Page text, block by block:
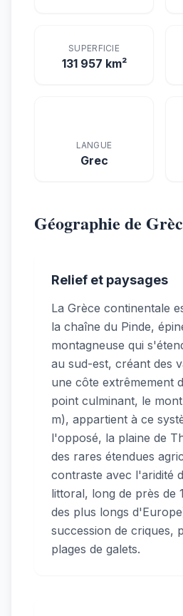
SUPERFICIE
131 957 km²
LANGUE
Grec
Géographie de
Relief et paysages
La Grèce continentale
la chaîne du Pinde,
montagneuse qui
au sud-est, créant des
une côte extrêmement
point culminant, le
m), appartient à ce
l'opposé, la plaine de
des rares étendues
contraste avec l'aridité
littoral, long de près de
des plus longs
succession de criques,
plages de galets.